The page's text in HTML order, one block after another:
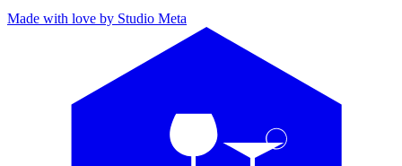
Made with love by Studio Meta